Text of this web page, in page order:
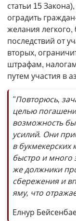
статьи 15
оградить
желания легкого,
последствий от
вторых,
штрафам,
путем участия в
"Повторюсь,
целью
возможность
усилий. Они
в букмекерских
быстро и много
же должники
сбережения и
яму, что
Елнур